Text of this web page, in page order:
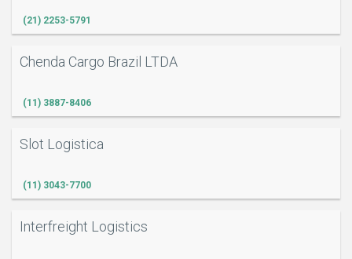
(21) 2253-5791
Chenda Cargo Brazil LTDA
(11) 3887-8406
Slot Logistica
(11) 3043-7700
Interfreight Logistics